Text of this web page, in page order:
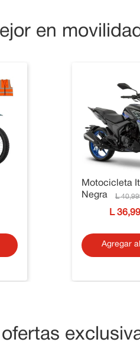
en movilidad
Motocicleta
Negra
40,
36,
Agregar